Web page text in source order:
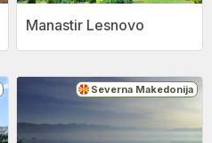
Manastir Lesnovo
Severna Makedonija